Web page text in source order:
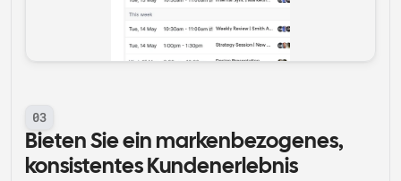
03
Bieten Sie ein markenbezogenes,
konsistentes Kundenerlebnis